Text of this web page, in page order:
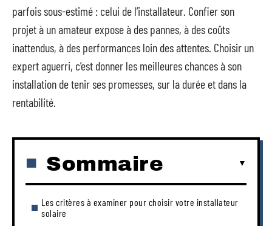
parfois sous-estimé : celui de l’installateur. Confier son
projet à un amateur expose à des pannes, à des coûts
inattendus, à des performances loin des attentes. Choisir un
expert aguerri, c’est donner les meilleures chances à son
installation de tenir ses promesses, sur la durée et dans la
rentabilité.
Sommaire
Les critères à examiner pour choisir votre installateur
solaire